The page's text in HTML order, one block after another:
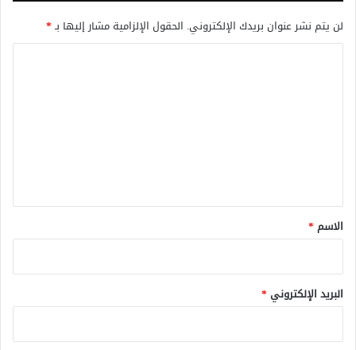
لن يتم نشر عنوان بريدك الإلكتروني. الحقول الإلزامية مشار إليها بـ*
*
الاسم *
البريد الإلكتروني *